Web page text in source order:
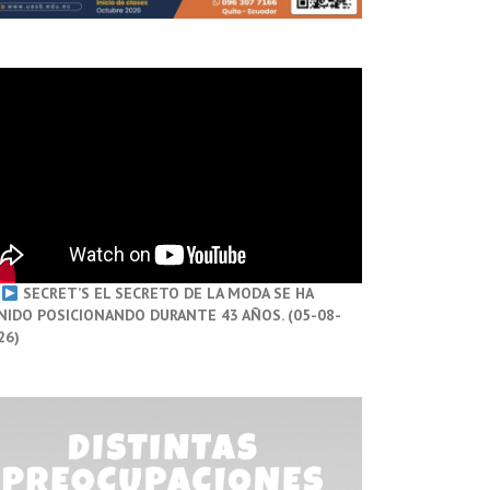
SECRET’S EL SECRETO DE LA MODA SE HA
POSICIONANDO DURANTE 43 AÑOS. (05-08-